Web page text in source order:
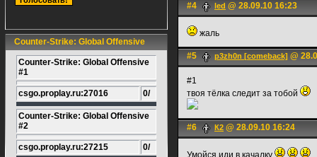
Counter-Strike: Global Offensive
Counter-Strike: Global Offensive
#1
csgo.proplay.ru:27016 0/
Counter-Strike: Global Offensive
#2
csgo.proplay.ru:27215 0/
#4 led @ 28.09.10 16:23
жаль
#5 p3zh0n [comeback] @
#1
твоя тёлка следит за тобой
#6 К2 @ 28.09.10 16:24
Умойся,иди в качалку